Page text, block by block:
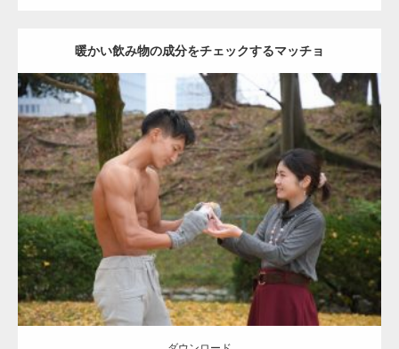
暖かい飲み物の成分をチェックするマッチョ
Update:2021.07.8
Category:公園のマッチョ その他 AKIHITO(細マッチョ) 上腕三頭筋
肩
ダウンロード